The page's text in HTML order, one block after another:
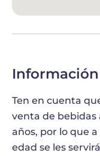
VISITA TRES
COLINAS DE
Toscana?
visitaremos tres
industria del vino
dos primeras son
explorar las
acompañado por
Ten en cuenta
venta de bebidas
años, por lo que
edad se les